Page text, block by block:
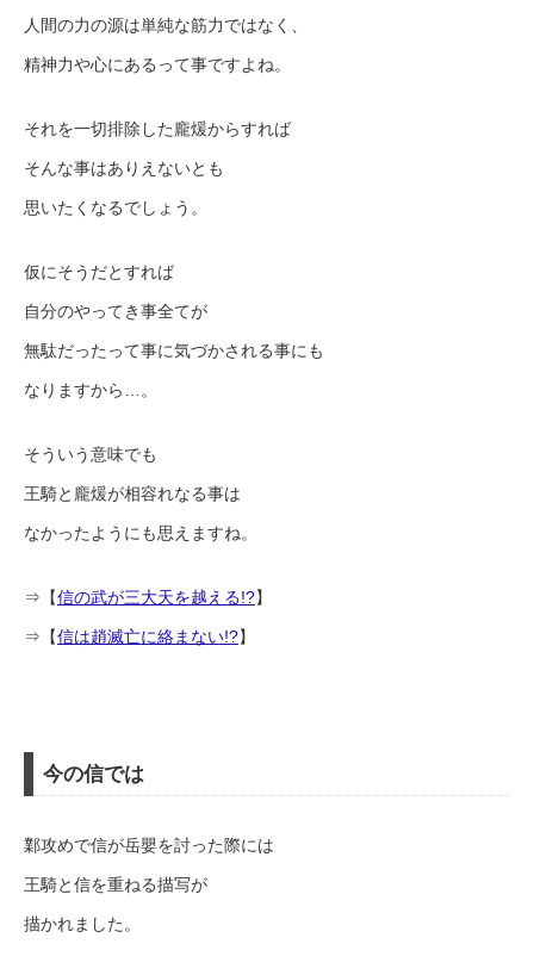
人間の力の源は単純な筋力ではなく、
精神力や心にあるって事ですよね。
それを一切排除した龐煖からすれば
そんな事はありえないとも
思いたくなるでしょう。
仮にそうだとすれば
自分のやってき事全てが
無駄だったって事に気づかされる事にも
なりますから…。
そういう意味でも
王騎と龐煖が相容れなる事は
なかったようにも思えますね。
⇒【信の武が三大天を越える!?】
⇒【信は趙滅亡に絡まない!?】
今の信では
鄴攻めで信が岳嬰を討った際には
王騎と信を重ねる描写が
描かれました。